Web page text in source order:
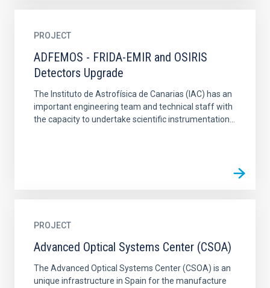
PROJECT
ADFEMOS - FRIDA-EMIR and OSIRIS
Detectors Upgrade
The Instituto de Astrofísica de Canarias (IAC) has an
important engineering team and technical staff with
the capacity to undertake scientific instrumentation...
PROJECT
Advanced Optical Systems Center (CSOA)
The Advanced Optical Systems Center (CSOA) is an
unique infrastructure in Spain for the manufacture